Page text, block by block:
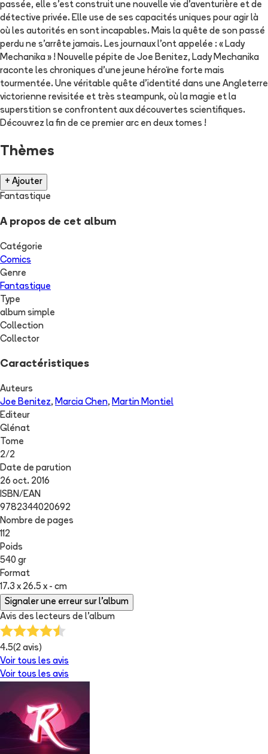
passée, elle s'est construit une nouvelle vie d'aventurière et de
détective privée. Elle use de ses capacités uniques pour agir là
où les autorités en sont incapables. Mais la quête de son passé
perdu ne s'arrête jamais. Les journaux l'ont appelée : « Lady
Mechanika » ! Nouvelle pépite de Joe Benitez, Lady Mechanika
raconte les chroniques d'une jeune héroïne forte mais
tourmentée. Une véritable quête d'identité dans une Angleterre
victorienne revisitée et très steampunk, où la magie et la
superstition se confrontent aux découvertes scientifiques.
Découvrez la fin de ce premier arc en deux tomes !
Thèmes
+ Ajouter
Fantastique
A propos de cet album
Catégorie
Comics
Genre
Fantastique
Type
album simple
Collection
Collector
Caractéristiques
Auteurs
Joe Benitez, Marcia Chen, Martin Montiel
Editeur
Glénat
Tome
2/2
Date de parution
26 oct. 2016
ISBN/EAN
9782344020692
Nombre de pages
112
Poids
540 gr
Format
17.3 x 26.5 x - cm
Signaler une erreur sur l'album
Avis des lecteurs de l'album
4.5(2 avis)
Voir tous les avis
Voir tous les avis